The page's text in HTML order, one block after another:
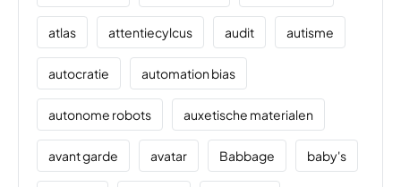
atlas attentiecylcus audit autisme
autocratie automation bias
autonome robots auxetische materialen
avant garde avatar Babbage baby's